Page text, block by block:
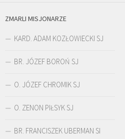
ZMARLI MISJONARZE
KARD. ADAM KOZŁOWIECKI SJ
BR. JÓZEF BOROŃ SJ
O. JÓZEF CHROMIK SJ
O. ZENON PIŁSYK SJ
BR. FRANCISZEK UBERMAN SI